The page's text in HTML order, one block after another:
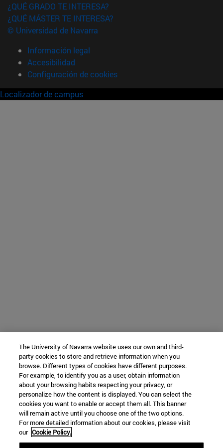
¿QUÉ GRADO TE INTERESA?
¿QUÉ MÁSTER TE INTERESA?
© Universidad de Navarra
Información legal
Accesibilidad
Configuración de cookies
Localizador de campus
The University of Navarra website uses our own and third-
party cookies to store and retrieve information when you
browse. Different types of cookies have different purposes.
For example, to identify you as a user, obtain information
about your browsing habits respecting your privacy, or
personalize how the content is displayed. You can select the
cookies you want to enable or accept them all. This banner
will remain active until you choose one of the two options.
For more detailed information about our cookies, please visit
our Cookie Policy.